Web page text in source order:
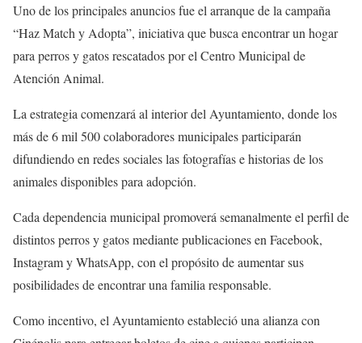
Uno de los principales anuncios fue el arranque de la campaña
“Haz Match y Adopta”, iniciativa que busca encontrar un hogar
para perros y gatos rescatados por el Centro Municipal de
Atención Animal.
La estrategia comenzará al interior del Ayuntamiento, donde los
más de 6 mil 500 colaboradores municipales participarán
difundiendo en redes sociales las fotografías e historias de los
animales disponibles para adopción.
Cada dependencia municipal promoverá semanalmente el perfil de
distintos perros y gatos mediante publicaciones en Facebook,
Instagram y WhatsApp, con el propósito de aumentar sus
posibilidades de encontrar una familia responsable.
Como incentivo, el Ayuntamiento estableció una alianza con